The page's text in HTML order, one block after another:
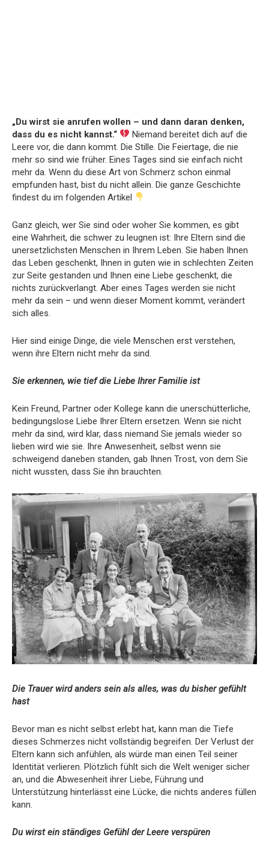
„Du wirst sie anrufen wollen – und dann daran denken,
dass du es nicht kannst.“
Niemand bereitet dich auf die
Leere vor, die dann kommt. Die Stille. Die Feiertage, die nie
mehr so sind wie früher. Eines Tages sind sie einfach nicht
mehr da. Wenn du diese Art von Schmerz schon einmal
empfunden hast, bist du nicht allein. Die ganze Geschichte
findest du im folgenden Artikel
Ganz gleich, wer Sie sind oder woher Sie kommen, es gibt
eine Wahrheit, die schwer zu leugnen ist: Ihre Eltern sind die
unersetzlichsten Menschen in Ihrem Leben. Sie haben Ihnen
das Leben geschenkt, Ihnen in guten wie in schlechten Zeiten
zur Seite gestanden und Ihnen eine Liebe geschenkt, die
nichts zurückverlangt. Aber eines Tages werden sie nicht
mehr da sein – und wenn dieser Moment kommt, verändert
sich alles.
Hier sind einige Dinge, die viele Menschen erst verstehen,
wenn ihre Eltern nicht mehr da sind.
Sie erkennen, wie tief die Liebe Ihrer Familie ist
Kein Freund, Partner oder Kollege kann die unerschütterliche,
bedingungslose Liebe Ihrer Eltern ersetzen. Wenn sie nicht
mehr da sind, wird klar, dass niemand Sie jemals wieder so
lieben wird wie sie. Ihre Anwesenheit, selbst wenn sie
schweigend daneben standen, gab Ihnen Trost, von dem Sie
nicht wussten, dass Sie ihn brauchten.
Die Trauer wird anders sein als alles, was du bisher gefühlt
hast
Bevor man es nicht selbst erlebt hat, kann man die Tiefe
dieses Schmerzes nicht vollständig begreifen. Der Verlust der
Eltern kann sich anfühlen, als würde man einen Teil seiner
Identität verlieren. Plötzlich fühlt sich die Welt weniger sicher
an, und die Abwesenheit ihrer Liebe, Führung und
Unterstützung hinterlässt eine Lücke, die nichts anderes füllen
kann.
Du wirst ein ständiges Gefühl der Leere verspüren